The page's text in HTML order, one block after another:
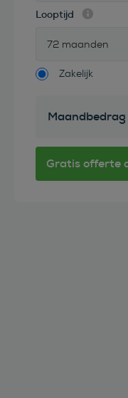
Looptijd
72 maanden
Zakelijk
Maandbedrag